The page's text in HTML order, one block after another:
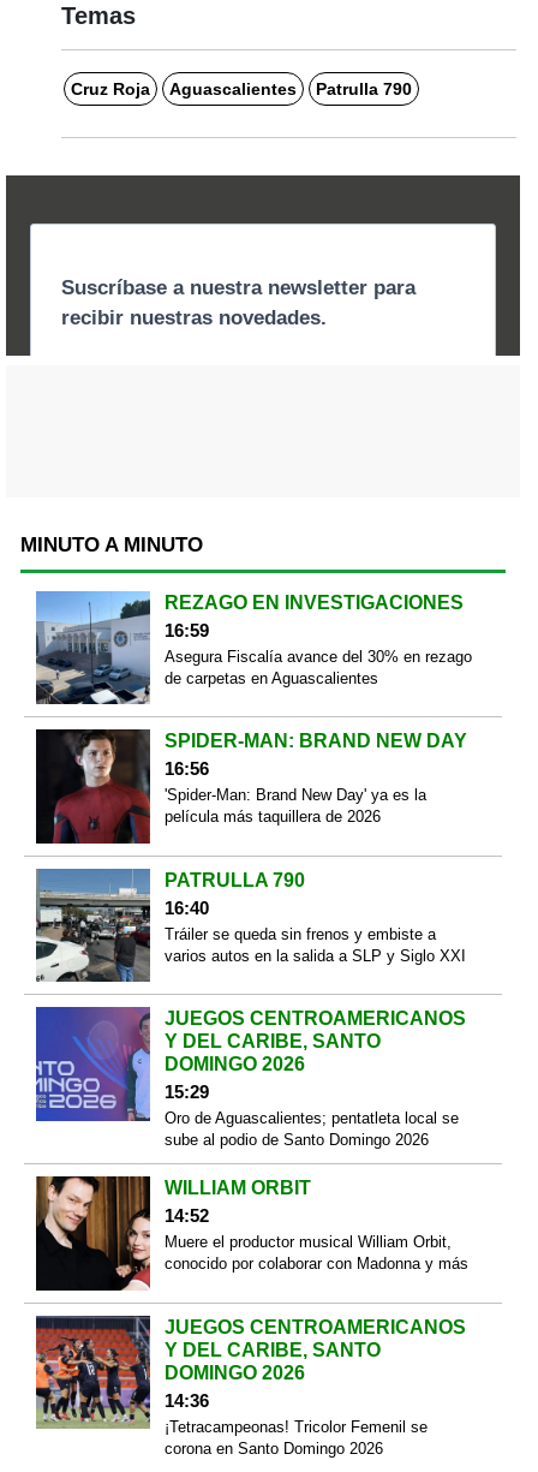
Temas
Cruz Roja Aguascalientes Patrulla 790
MINUTO A MINUTO
REZAGO EN INVESTIGACIONES
16:59
Asegura Fiscalía avance del 30% en rezago
de carpetas en Aguascalientes
SPIDER-MAN: BRAND NEW DAY
16:56
'Spider-Man: Brand New Day' ya es la
película más taquillera de 2026
PATRULLA 790
16:40
Tráiler se queda sin frenos y embiste a
varios autos en la salida a SLP y Siglo XXI
JUEGOS CENTROAMERICANOS
Y DEL CARIBE, SANTO
DOMINGO 2026
15:29
Oro de Aguascalientes; pentatleta local se
sube al podio de Santo Domingo 2026
WILLIAM ORBIT
14:52
Muere el productor musical William Orbit,
conocido por colaborar con Madonna y más
JUEGOS CENTROAMERICANOS
Y DEL CARIBE, SANTO
DOMINGO 2026
14:36
¡Tetracampeonas! Tricolor Femenil se
corona en Santo Domingo 2026